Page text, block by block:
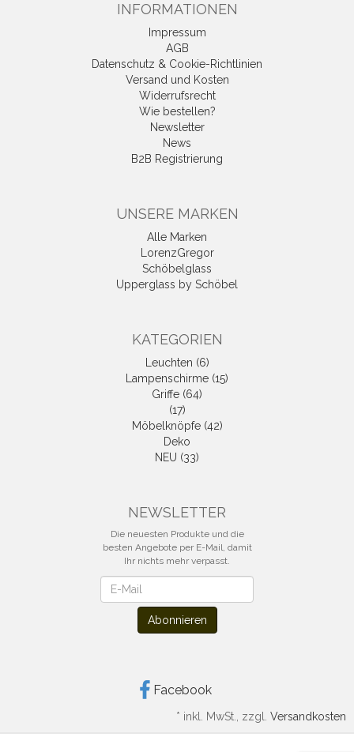
INFORMATIONEN
Impressum
AGB
Datenschutz & Cookie-Richtlinien
Versand und Kosten
Widerrufsrecht
Wie bestellen?
Newsletter
News
B2B Registrierung
UNSERE MARKEN
Alle Marken
LorenzGregor
Schöbelglass
Upperglass by Schöbel
KATEGORIEN
Leuchten (6)
Lampenschirme (15)
Griffe (64)
(17)
Möbelknöpfe (42)
Deko
NEU (33)
NEWSLETTER
Die neuesten Produkte und die
besten Angebote per E-Mail, damit
Ihr nichts mehr verpasst.
Abonnieren
Facebook
* inkl. MwSt., zzgl. Versandkosten